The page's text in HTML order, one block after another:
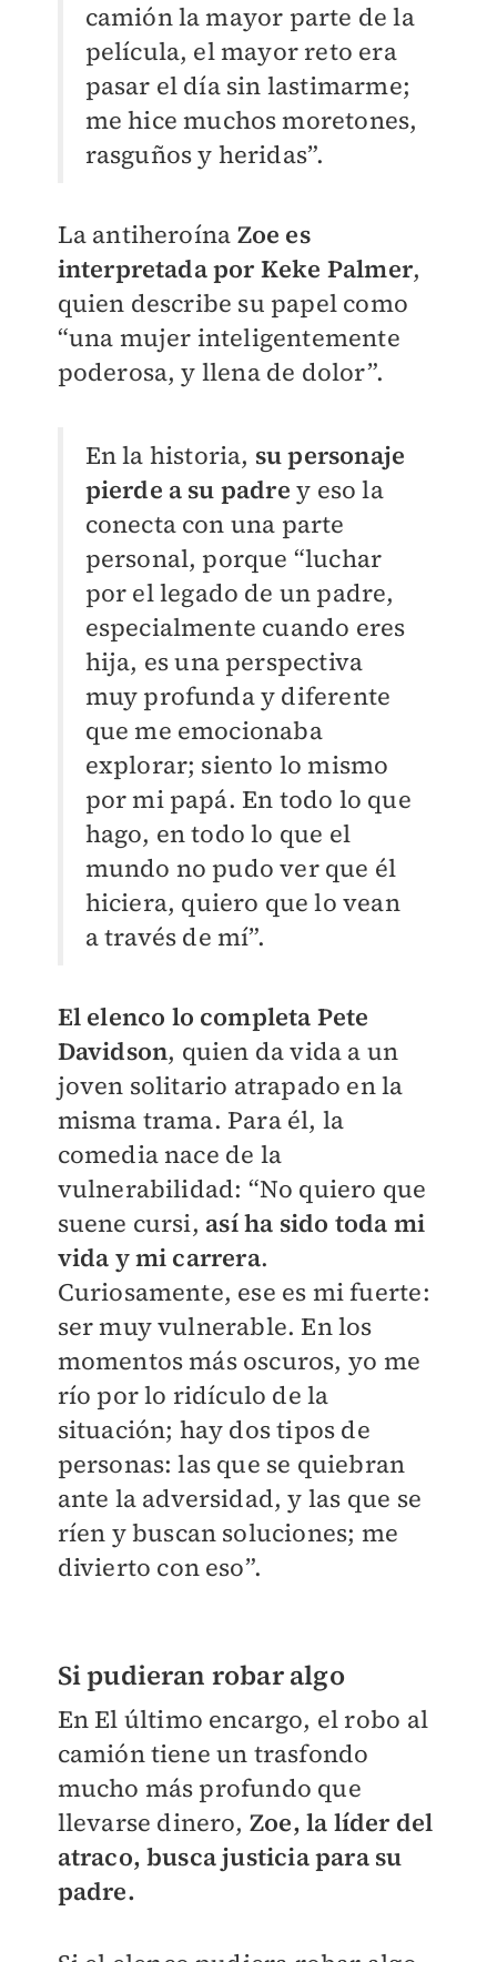
camión la mayor parte de la
película, el mayor reto era
pasar el día sin lastimarme;
me hice muchos moretones,
rasguños y heridas”.
La antiheroína Zoe es
interpretada por Keke Palmer,
quien describe su papel como
“una mujer inteligentemente
poderosa, y llena de dolor”.
En la historia, su personaje
pierde a su padrey eso la
conecta con una parte
personal, porque “luchar
por el legado de un padre,
especialmente cuando eres
hija, es una perspectiva
muy profunda y diferente
que me emocionaba
explorar; siento lo mismo
por mi papá. En todo lo que
hago, en todo lo que el
mundo no pudo ver que él
hiciera, quiero que lo vean
a través de mí”.
El elenco lo completa Pete
Davidson, quien da vida a un
joven solitario atrapado en la
misma trama. Para él, la
comedia nace de la
vulnerabilidad: “No quiero que
suene cursi, así ha sido toda mi
vida y mi carrera.
Curiosamente, ese es mi fuerte:
ser muy vulnerable. En los
momentos más oscuros, yo me
río por lo ridículo de la
situación; hay dos tipos de
personas: las que se quiebran
ante la adversidad, y las que se
ríen y buscan soluciones; me
divierto con eso”.
Si pudieran robar algo
En El último encargo, el robo al
camión tiene un trasfondo
mucho más profundo que
llevarse dinero, Zoe, la líder del
atraco, busca justicia para su
padre.